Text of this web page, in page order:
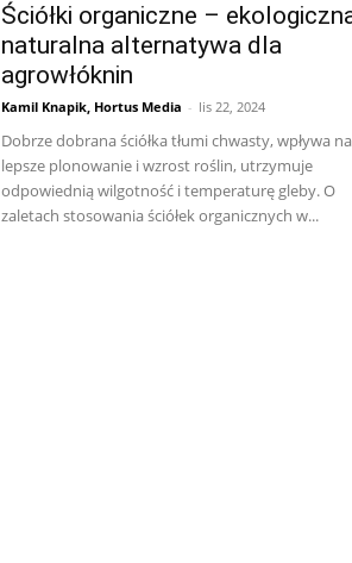
Ściółki organiczne –
naturalna alternatywa dla
agrowłóknin
Kamil Knapik, Hortus Media - lis 22, 2024
Dobrze dobrana ściółka tłumi chwasty, wpływa na
lepsze plonowanie i wzrost roślin, utrzymuje
odpowiednią wilgotność i temperaturę gleby. O
zaletach stosowania ściółek organicznych w...